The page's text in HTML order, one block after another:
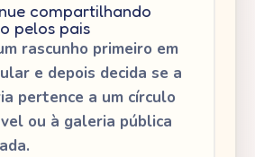
compartilhando
pelos pais
rascunho primeiro em
e depois decida se a
pertence a um círculo
ou à galeria pública